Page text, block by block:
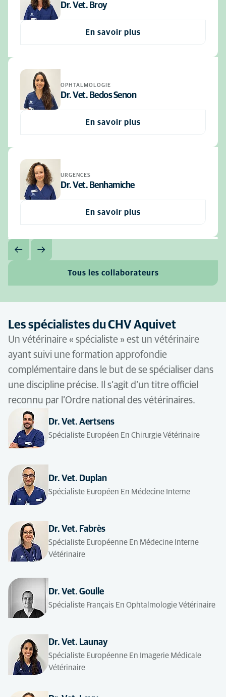
Dr. Vet. Broy
En savoir plus
OPHTALMOLOGIE
Dr. Vet. Bedos Senon
En savoir plus
URGENCES
Dr. Vet. Benhamiche
En savoir plus
Tous les collaborateurs
Les spécialistes du CHV Aquivet
Un vétérinaire « spécialiste » est un vétérinaire
ayant suivi une formation approfondie
complémentaire dans le but de se spécialiser dans
une discipline précise. Il s’agit d’un titre officiel
reconnu par l’Ordre national des vétérinaires.
Dr. Vet. Aertsens
Spécialiste Européen En Chirurgie Vétérinaire
Dr. Vet. Duplan
Spécialiste Européen En Médecine Interne
Dr. Vet. Fabrès
Spécialiste Européenne En Médecine Interne
Vétérinaire
Dr. Vet. Goulle
Spécialiste Français En Ophtalmologie Vétérinaire
Dr. Vet. Launay
Spécialiste Européenne En Imagerie Médicale
Vétérinaire